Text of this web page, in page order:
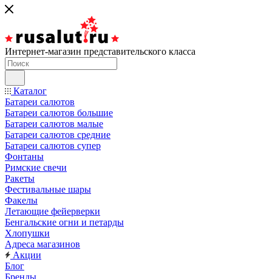
Интернет-магазин представительского класса
Каталог
Батареи салютов
Батареи салютов большие
Батареи салютов малые
Батареи салютов средние
Батареи салютов супер
Фонтаны
Римские свечи
Ракеты
Фестивальные шары
Факелы
Летающие фейерверки
Бенгальские огни и петарды
Хлопушки
Адреса магазинов
Акции
Блог
Бренды